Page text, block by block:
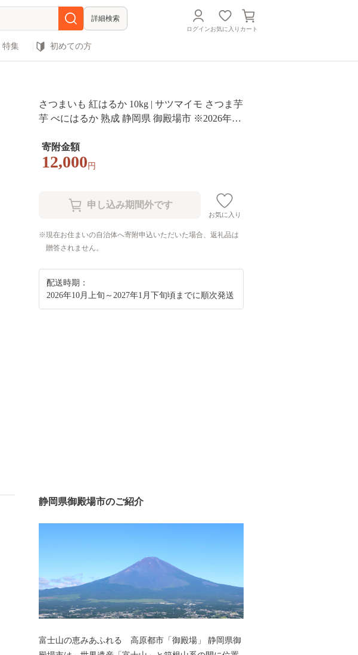
詳細検索
ログインお気に入り カート
特集 初めての方
さつまいも 紅はるか 10kg | サツマイモ さつま芋
芋 べにはるか 熟成 静岡県 御殿場市 ※2026年10
寄附金額
12,000 円
お気に入り
現在お住まいの自治体へ寄附申込いただいた場合、返礼品は
贈答されません。
配送時期：
2026年10月上旬～2027年1月下旬頃までに順次発送
静岡県御殿場市のご紹介
富士山の恵みあふれる 高原都市「御殿場」 静岡県御